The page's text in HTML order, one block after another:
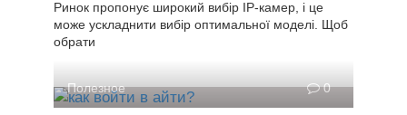
Ринок пропонує широкий вибір IP-камер, і це
може ускладнити вибір оптимальної моделі. Щоб
обрати
Полезное 0